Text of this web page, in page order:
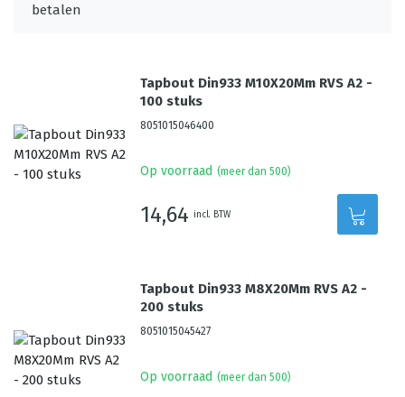
Tapbout Din933 M10X20Mm RVS A2 -
100 stuks
8051015046400
Op voorraad (meer dan 500)
14,64 incl. BTW
Tapbout Din933 M8X20Mm RVS A2 -
200 stuks
8051015045427
Op voorraad (meer dan 500)